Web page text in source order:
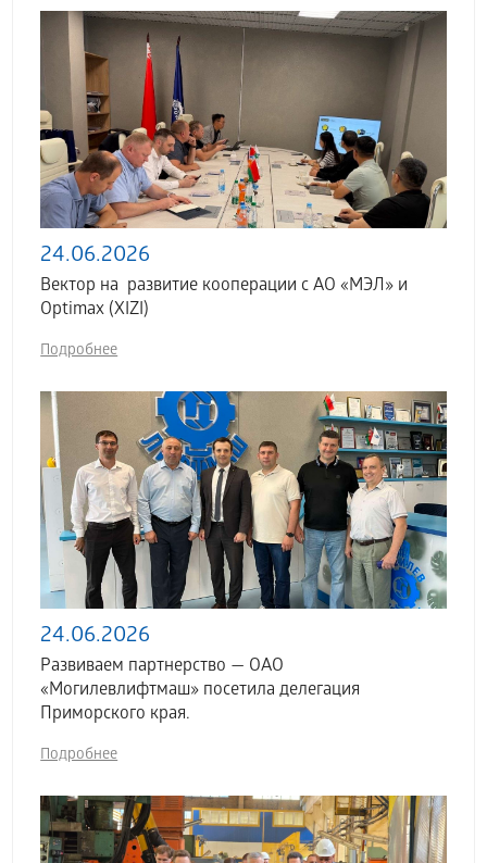
24.06.2026
Вектор на развитие кооперации с АО «МЭЛ» и
Optimax (XIZI)
Подробнее
24.06.2026
Развиваем партнерство — ОАО
«Могилевлифтмаш» посетила делегация
Приморского края.
Подробнее